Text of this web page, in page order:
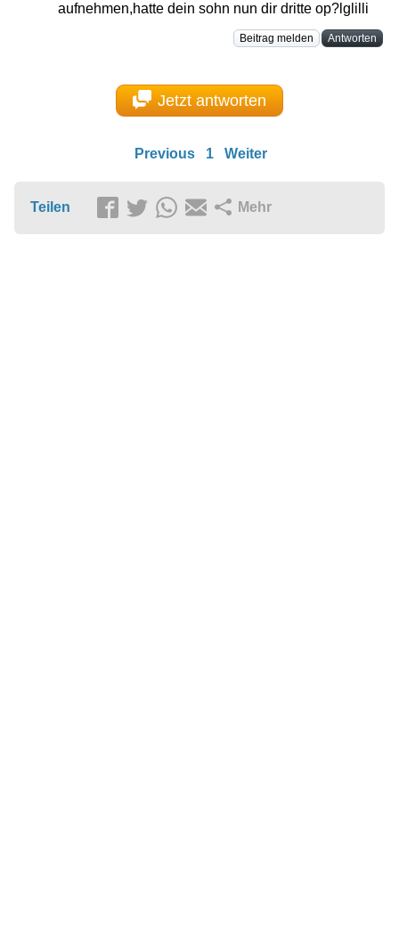
aufnehmen,hatte dein sohn nun dir dritte op?lglilli
Beitrag melden Antworten
Jetzt antworten
Previous 1 Weiter
Teilen Mehr